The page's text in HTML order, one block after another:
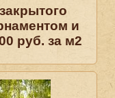
и
руб. за м2